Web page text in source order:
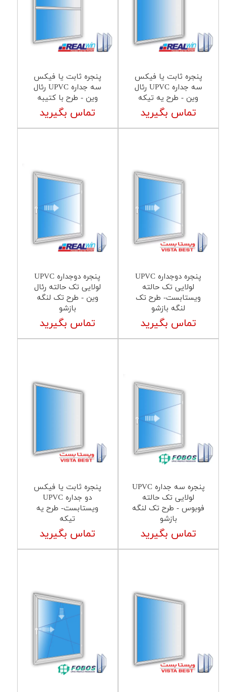
پنجره ثابت یا فیکس
سه جداره UPVC رئال
وین - طرح یه تیکه
تماس بگیرید
پنجره ثابت یا فیکس
سه جداره UPVC رئال
وین - طرح با کتیبه
تماس بگیرید
پنجره دوجداره UPVC
لولایی تک حالته
ویستابست- طرح تک
لنگه بازشو
تماس بگیرید
پنجره دوجداره UPVC
لولایی تک حالته رئال
وین - طرح تک لنگه
بازشو
تماس بگیرید
پنجره سه جداره UPVC
لولایی تک حالته
فوبوس - طرح تک لنگه
بازشو
تماس بگیرید
پنجره ثابت یا فیکس
دو جداره UPVC
ویستابست- طرح یه
تیکه
تماس بگیرید